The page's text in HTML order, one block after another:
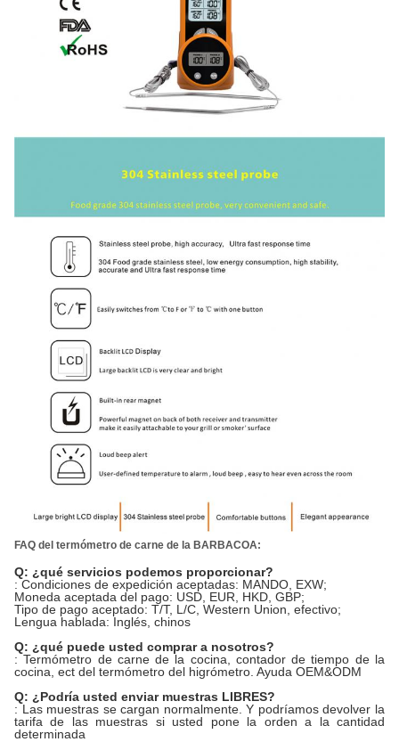
FAQ del termómetro de carne de la BARBACOA:
Q: ¿qué servicios podemos proporcionar?
: Condiciones de expedición aceptadas: MANDO, EXW;
Moneda aceptada del pago: USD, EUR, HKD, GBP;
Tipo de pago aceptado: T/T, L/C, Western Union, efectivo;
Lengua hablada: Inglés, chinos
Q: ¿qué puede usted comprar a nosotros?
: Termómetro de carne de la cocina, contador de tiempo de la
cocina, ect del termómetro del higrómetro. Ayuda OEM&ODM
Q: ¿Podría usted enviar muestras LIBRES?
: Las muestras se cargan normalmente. Y podríamos devolver la
tarifa de las muestras si usted pone la orden a la cantidad
determinada